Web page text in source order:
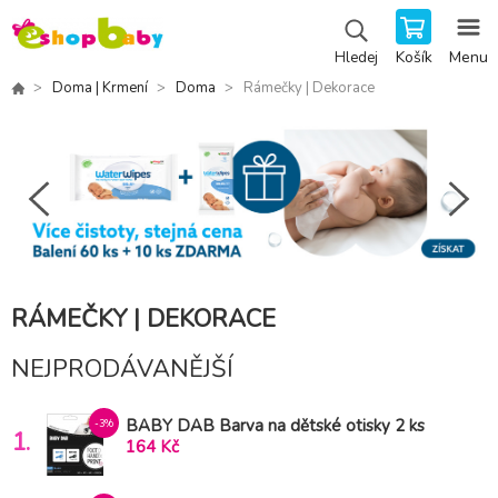
Hledej Košík Menu
Doma | Krmení Doma Rámečky | Dekorace
RÁMEČKY | DEKORACE
NEJPRODÁVANĚJŠÍ
1.
-3%
BABY DAB Barva na dětské otisky 2 ks
modrá, šedá
164 Kč